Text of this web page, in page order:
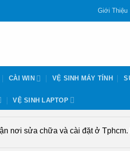
Giới Thiệu
CÀI WIN VỆ SINH MÁY TÍNH
VỆ SINH LAPTOP
nơi sửa chữa và cài đặt ở